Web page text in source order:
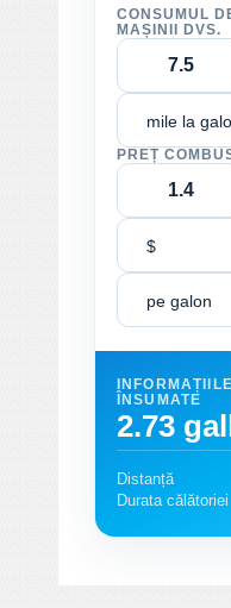
CONSUMUL
MAȘINII DVS.
mile la
PREȚ
$
pe galon
ÎNSUMATE
2.73
Distanță
Durata călătoriei